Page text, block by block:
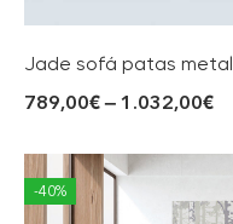
Jade sofá patas metal
789,00€– 1.032,00€
-40%